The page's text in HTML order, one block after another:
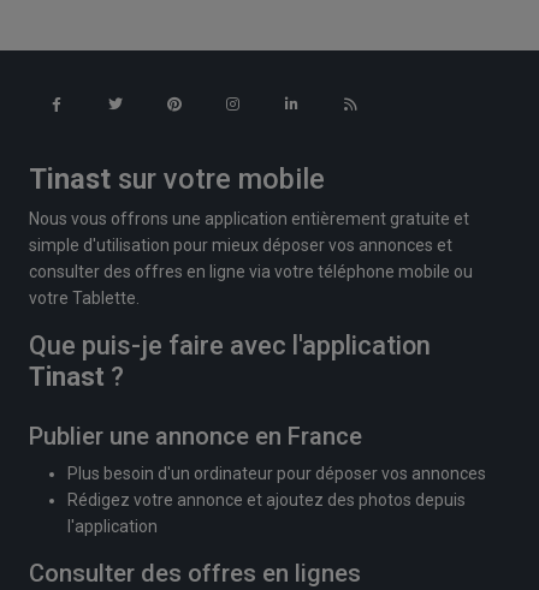
Tinast sur votre mobile
Nous vous offrons une application entièrement gratuite et
simple d'utilisation pour mieux déposer vos annonces et
consulter des offres en ligne via votre téléphone mobile ou
votre Tablette.
Que puis-je faire avec l'application
Tinast ?
Publier une annonce en France
Plus besoin d'un ordinateur pour déposer vos annonces
Rédigez votre annonce et ajoutez des photos depuis
l'application
Consulter des offres en lignes